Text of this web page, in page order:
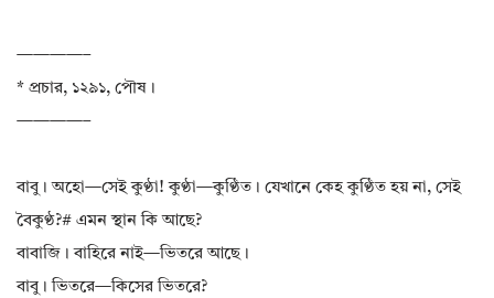
————–
* প্রচার, ১২৯১, পৌষ।
————–
বাবু। অহো—সেই কুণ্ঠা! কুণ্ঠা—কুণ্ঠিত। যেখানে কেহ কুণ্ঠিত হয় না, সেই
বৈকুণ্ঠ?# এমন স্থান কি আছে?
বাবাজি। বাহিরে নাই—ভিতরে আছে।
বাবু। ভিতরে—কিসের ভিতরে?